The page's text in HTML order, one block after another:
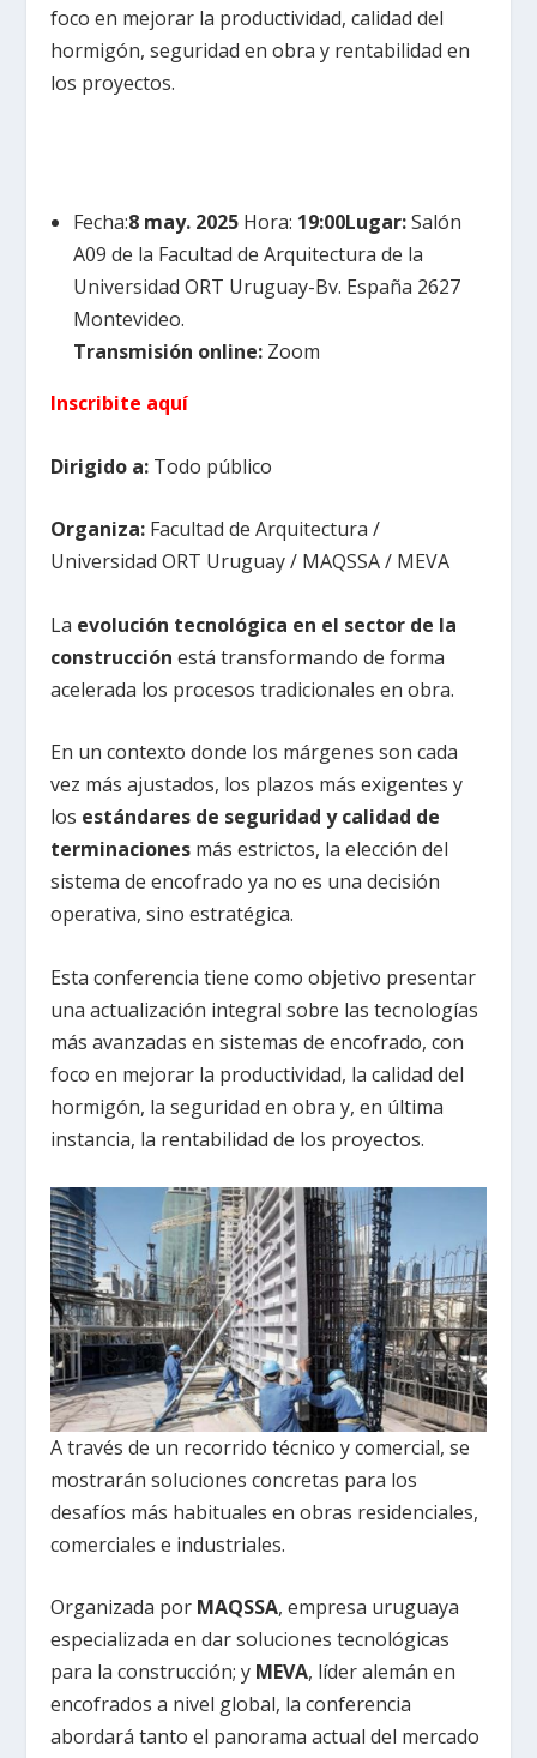
foco en mejorar la productividad, calidad del
hormigón, seguridad en obra y rentabilidad en
los proyectos.
Fecha:8 may. 2025Hora: 19:00Lugar:Salón
A09 de la Facultad de Arquitectura de la
Universidad ORT Uruguay-Bv. España 2627
Montevideo.
Transmisión online:Zoom
Inscribite aquí
Dirigido a: Todo público
Organiza: Facultad de Arquitectura /
Universidad ORT Uruguay / MAQSSA / MEVA
La evolución tecnológica en el sector de la
construcción está transformando de forma
acelerada los procesos tradicionales en obra.
En un contexto donde los márgenes son cada
vez más ajustados, los plazos más exigentes y
los estándares de seguridad y calidad de
terminaciones más estrictos, la elección del
sistema de encofrado ya no es una decisión
operativa, sino estratégica.
Esta conferencia tiene como objetivo presentar
una actualización integral sobre las tecnologías
más avanzadas en sistemas de encofrado, con
foco en mejorar la productividad, la calidad del
hormigón, la seguridad en obra y, en última
instancia, la rentabilidad de los proyectos.
A través de un recorrido técnico y comercial, se
mostrarán soluciones concretas para los
desafíos más habituales en obras residenciales,
comerciales e industriales.
Organizada por MAQSSA, empresa uruguaya
especializada en dar soluciones tecnológicas
para la construcción; y MEVA, líder alemán en
encofrados a nivel global, la conferencia
abordará tanto el panorama actual del mercado